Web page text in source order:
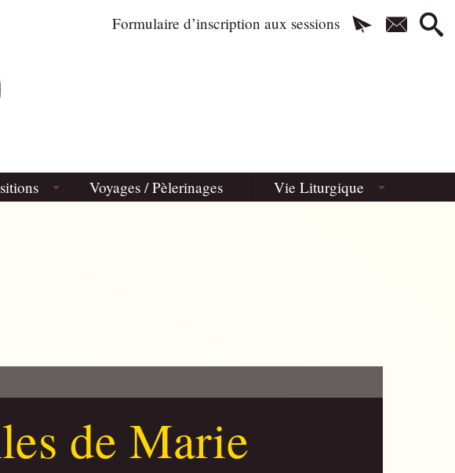
Formulaire d’inscription aux sessions
Voyages / Pèlerinages Vie Liturgique
de Marie